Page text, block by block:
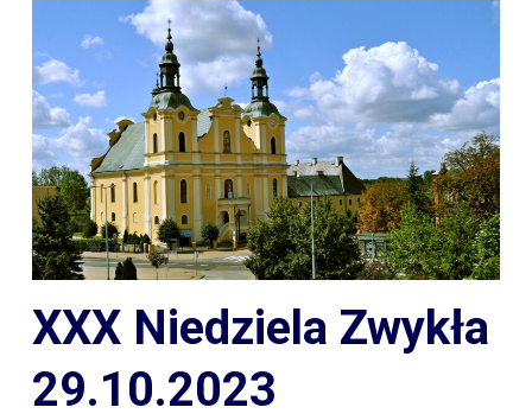
XXX Niedziela Zwykła
29.10.2023